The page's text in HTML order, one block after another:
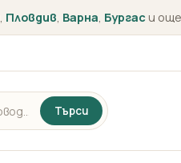
, Пловдив, Варна, Бургас и
Търси